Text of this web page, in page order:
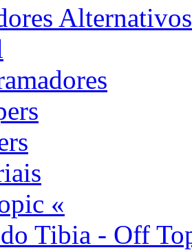
«
Tibia - Off